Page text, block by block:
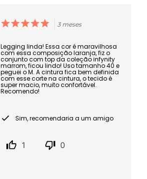
3 meses
Legging linda! Essa cor é maravilhosa
com essa composição laranja, fiz o
conjunto com top da coleção infynity
marrom, ficou lindo! Uso tamanho 40 e
peguei o M. A cintura fica bem definida
com esse corte na cintura, o tecido é
super macio, muito confortável.
Recomendo!
Sim, recomendaria a um amigo
1 0